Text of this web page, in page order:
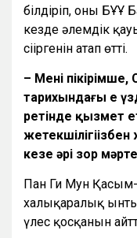
білдіріп, оның
кезде әлемдік
сіңіргенін атап өтті.
– Менің
тарихындағы ең
ретінде қызмет
кезең әрі зор
Пан Ги Мун
халықаралық
үлес қосқанын